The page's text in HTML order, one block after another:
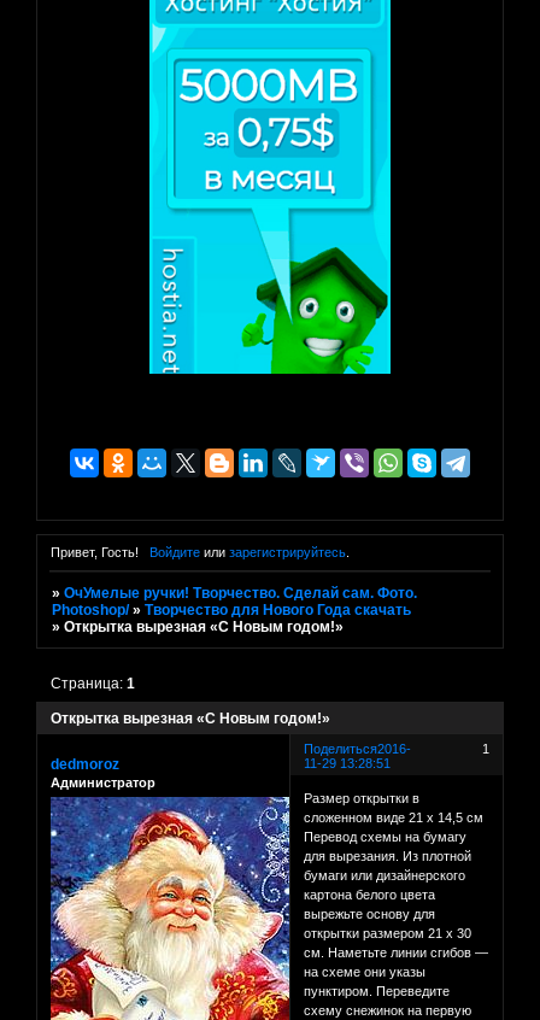
Привет, Гость! Войдитеили зарегистрируйтесь.
»ОчУмелые ручки! Творчество. Сделай сам. Фото.
Photoshop/ »Творчество для Нового Года скачать
»Открытка вырезная «С Новым годом!»
Открытка вырезная «С Новым годом!»
Страница:1
Поделиться 1
2016-
11-29 13:28:51
dedmoroz
Администратор
Размер открытки в
сложенном виде 21 х 14,5 см
Перевод схемы на бумагу
для вырезания. Из плотной
бумаги или дизайнерского
картона белого цвета
вырежьте основу для
открытки размером 21 х 30
см. Наметьте линии сгибов —
на схеме они указы
пунктиром. Переведите
схему снежинок на первую